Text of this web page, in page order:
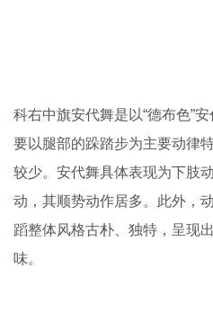
科右中旗安代舞是以“德布色”
要以腿部的跺踏步为主要动律
较少。安代舞具体表现为下肢
动，其顺势动作居多。此外，
蹈整体风格古朴、独特，呈现
味。